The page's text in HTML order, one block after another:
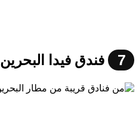
7 فندق فيدا البحرين